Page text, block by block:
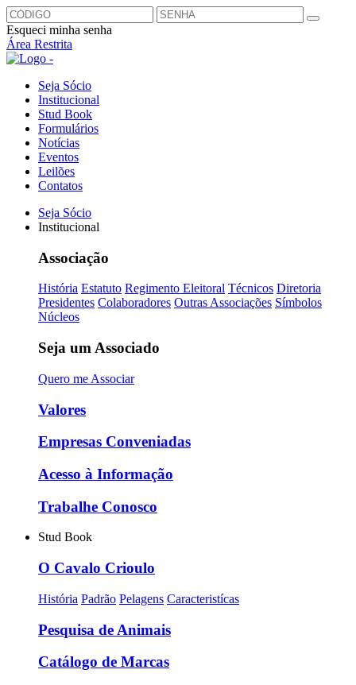
Esqueci minha senha
Área Restrita
Seja Sócio
Institucional
Stud Book
Formulários
Notícias
Eventos
Leilões
Contatos
Seja Sócio
Institucional
Associação
História Estatuto Regimento Eleitoral Técnicos Diretoria
Presidentes Colaboradores Outras Associações Símbolos
Núcleos
Seja um Associado
Quero me Associar
Valores
Empresas Conveniadas
Acesso à Informação
Trabalhe Conosco
Stud Book
O Cavalo Crioulo
História Padrão Pelagens Caracteristícas
Pesquisa de Animais
Catálogo de Marcas